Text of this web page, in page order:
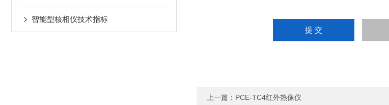
智能型核相仪技术指标
上一篇： PCE-TC4红外热像仪